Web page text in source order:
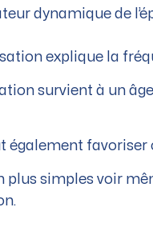
dynamique de
explique la
survient à un
favoriser
plus simples voir